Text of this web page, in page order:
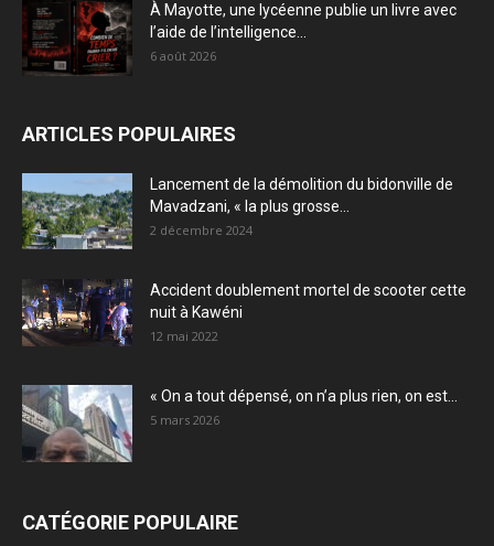
À Mayotte, une lycéenne publie un livre avec
l’aide de l’intelligence...
6 août 2026
ARTICLES POPULAIRES
Lancement de la démolition du bidonville de
Mavadzani, « la plus grosse...
2 décembre 2024
Accident doublement mortel de scooter cette
nuit à Kawéni
12 mai 2022
« On a tout dépensé, on n’a plus rien, on est...
5 mars 2026
CATÉGORIE POPULAIRE